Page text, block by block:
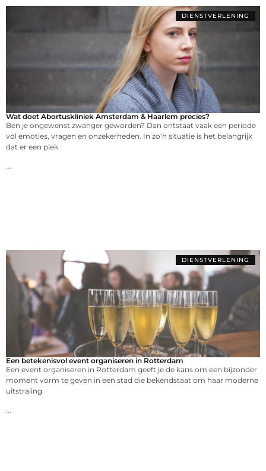
DIENSTVERLENING
Wat doet Abortuskliniek Amsterdam & Haarlem precies?
Ben je ongewenst zwanger geworden? Dan ontstaat vaak een periode
vol emoties, vragen en onzekerheden. In zo’n situatie is het belangrijk
dat er een plek
...
DIENSTVERLENING
Een betekenisvol event organiseren in Rotterdam
Een event organiseren in Rotterdam geeft je de kans om een bijzonder
moment vorm te geven in een stad die bekendstaat om haar moderne
uitstraling
...